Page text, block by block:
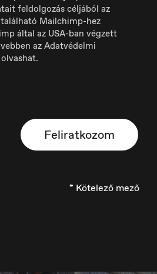
feldolgozás céljából az
Mailchimp-hez
által az USA-ban végzett
az Adatvédelmi
olvashat.
Feliratkozom
* Kötelező mező